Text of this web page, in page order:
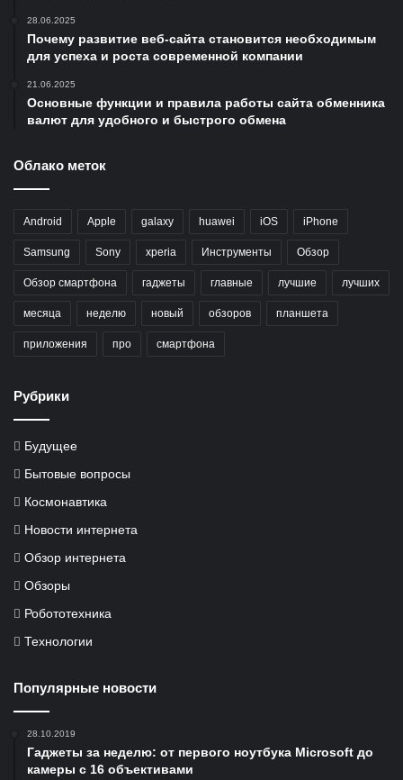
28.06.2025
Почему развитие веб-сайта становится необходимым
для успеха и роста современной компании
21.06.2025
Основные функции и правила работы сайта обменника
валют для удобного и быстрого обмена
Облако меток
Android Apple galaxy huawei iOS iPhone
Samsung Sony xperia Инструменты Обзор
Обзор смартфона гаджеты главные лучшие лучших
месяца неделю новый обзоров планшета
приложения про смартфона
Рубрики
Будущее
Бытовые вопросы
Космонавтика
Новости интернета
Обзор интернета
Обзоры
Робототехника
Технологии
Популярные новости
28.10.2019
Гаджеты за неделю: от первого ноутбука Microsoft до
камеры с 16 объективами